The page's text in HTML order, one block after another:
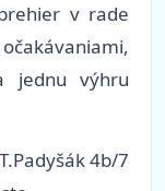
v rade
jednu výhru
4b/7